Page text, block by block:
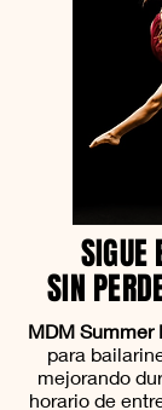
SIGUE
SIN
MDM Summer
para
mejorando
horario de